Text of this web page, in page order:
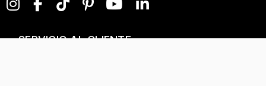
SERVICIO AL CLIENTE